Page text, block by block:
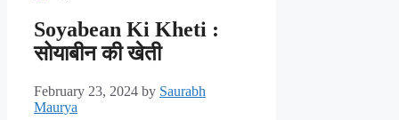
Soyabean Ki Kheti :
सोयाबीन की खेती
February 23, 2024 by Saurabh
Maurya